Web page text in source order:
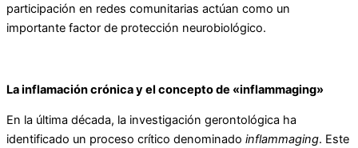
participación en redes comunitarias actúan como un
importante factor de protección neurobiológico.
La inflamación crónica y el concepto de «inflammaging»
En la última década, la investigación gerontológica ha
identificado un proceso crítico denominado inflammaging. Este